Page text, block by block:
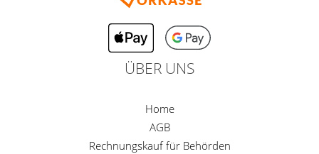
ÜBER UNS
Home
AGB
Rechnungskauf für Behörden